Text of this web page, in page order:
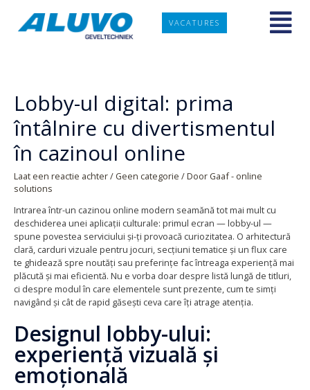
VACATURES
Lobby-ul digital: prima
întâlnire cu divertismentul
în cazinoul online
Laat een reactie achter/ Geen categorie / Door Gaaf - online
solutions
Intrarea într-un cazinou online modern seamănă tot mai mult cu
deschiderea unei aplicații culturale: primul ecran — lobby-ul —
spune povestea serviciului și-ți provoacă curiozitatea. O arhitectură
clară, carduri vizuale pentru jocuri, secțiuni tematice și un flux care
te ghidează spre noutăți sau preferințe fac întreaga experiență mai
plăcută și mai eficientă. Nu e vorba doar despre listă lungă de titluri,
ci despre modul în care elementele sunt prezente, cum te simți
navigând și cât de rapid găsești ceva care îți atrage atenția.
Designul lobby-ului:
experiență vizuală și
emoțională